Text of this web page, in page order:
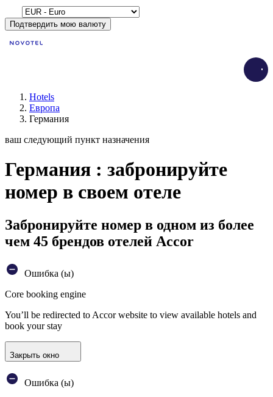
Подтвердить мою валюту
Hotels
Европа
Германия
ваш следующий пункт назначения
Германия : забронируйте
номер в своем отеле
Забронируйте номер в одном из более
чем 45 брендов отелей Accor
Ошибка (ы)
Core booking engine
You’ll be redirected to Accor website to view available hotels and
book your stay
Закрыть окно
Ошибка (ы)